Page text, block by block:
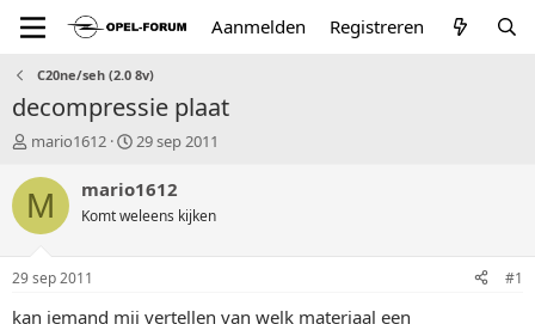
Aanmelden Registreren
C20ne/seh (2.0 8v)
decompressie plaat
T
p
i
a
r
mario1612
S
a
r
t
u
29 sep 2011
M mario1612
Komt weleens kijken
29 sep 2011 #1
kan iemand mij vertellen van welk materiaal een